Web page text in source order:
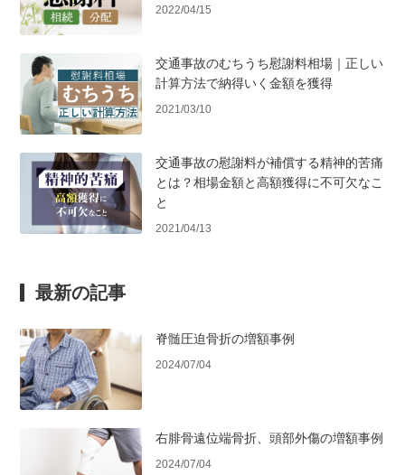
2022/04/15
交通事故のむちうち慰謝料相場｜正しい
計算方法で納得いく金額を獲得
2021/03/10
交通事故の慰謝料が補償する精神的苦痛
とは？相場金額と高額獲得に不可欠なこ
と
2021/04/13
最新の記事
脊髄圧迫骨折の増額事例
2024/07/04
右腓骨遠位端骨折、頭部外傷の増額事例
2024/07/04